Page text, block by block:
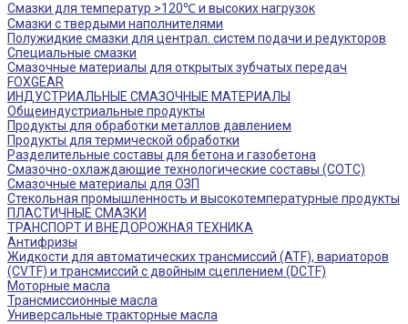
Смазки для температур >120℃ и высоких нагрузок
Смазки с твердыми наполнителями
Полужидкие смазки для централ. систем подачи и редукторов
Специальные смазки
Смазочные материалы для открытых зубчатых передач
FOXGEAR
ИНДУСТРИАЛЬНЫЕ СМАЗОЧНЫЕ МАТЕРИАЛЫ
Общеиндустриальные продукты
Продукты для обработки металлов давлением
Продукты для термической обработки
Разделительные составы для бетона и газобетона
Смазочно-охлаждающие технологические составы (СОТС)
Смазочные материалы для ОЗП
Стекольная промышленность и высокотемпературные продукты
ПЛАСТИЧНЫЕ СМАЗКИ
ТРАНСПОРТ И ВНЕДОРОЖНАЯ ТЕХНИКА
Антифризы
Жидкости для автоматических трансмиссий (ATF), вариаторов
(CVTF) и трансмиссий с двойным сцеплением (DCTF)
Моторные масла
Трансмиссионные масла
Универсальные тракторные масла